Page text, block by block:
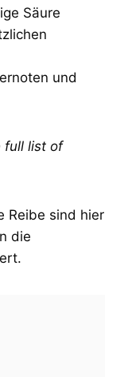
Säure
und
full list of
Reibe sind hier
die